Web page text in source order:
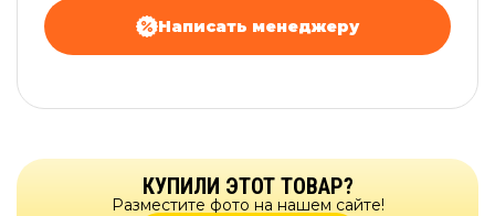
Написать менеджеру
КУПИЛИ ЭТОТ ТОВАР?
Разместите фото на нашем сайте!